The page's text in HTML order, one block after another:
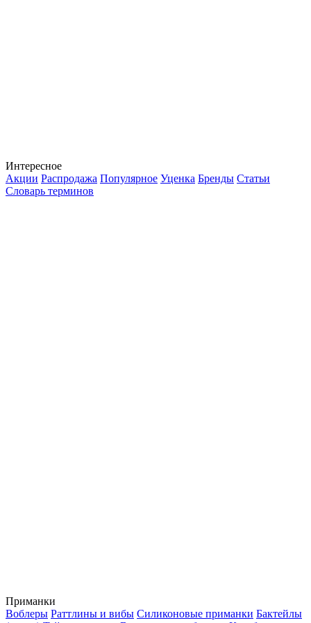
Интересное
Акции Распродажа Популярное Уценка Бренды Статьи
Словарь терминов
Приманки
Воблеры Раттлины и вибы Силиконовые приманки Бактейлы